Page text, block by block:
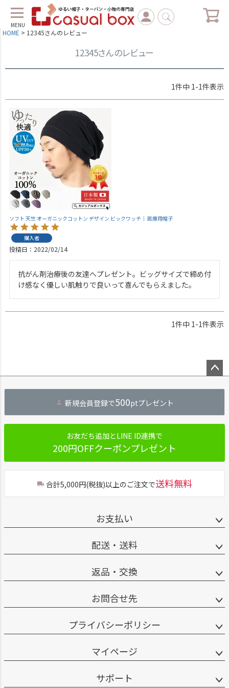
MENU
HOME 12345さんのレビュー
12345さんのレビュー
1件中 1-1件表示
ソフト 天竺 オーガニックコットン デザイン ビックワッチ｜ 医療用帽子
購入者
投稿日 2022/02/14
抗がん剤治療後の友達へプレゼント。ビッグサイズで締め付
け感なく優しい肌触りで良いって喜んでもらえました。
1件中 1-1件表示
へ
新規会員登録で500ptプレゼント
お友だち追加とLINE ID連携で
200円OFFクーポンプレゼント
合計5,000円(税抜)以上のご注文で送料無料
お支払い
配送・送料
返品・交換
お問合せ先
プライバシーポリシー
マイページ
サポート